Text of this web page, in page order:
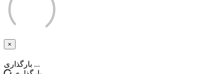
×
بستن
بارگذاری ...